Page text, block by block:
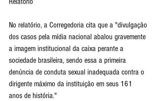
No relatório, a Corregedoria cita que a "divulgação
dos casos pela mídia nacional abalou gravemente
a imagem institucional da caixa perante a
sociedade brasileira, sendo essa a primeira
denúncia de conduta sexual inadequada contra o
dirigente máximo da instituição em seus 161
anos de história."